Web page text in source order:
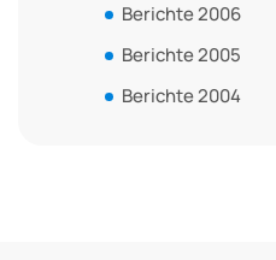
Berichte 2006
Berichte 2005
Berichte 2004